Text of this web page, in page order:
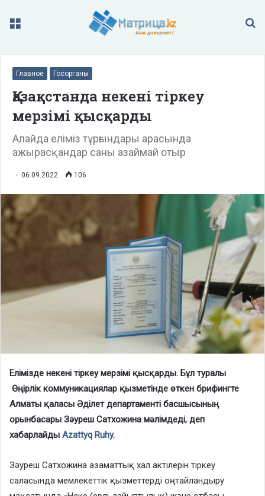
Меню
Главное Госорганы
Қазақстанда некені тіркеу
мерзімі қысқарды
Алайда еліміз тұрғындары арасында
ажырасқандар саны азаймай отыр
06.09.2022 106
Елімізде некені тіркеу мерзімі қысқарды. Бұл туралы
Өңірлік коммуникациялар қызметінде өткен брифингте
Алматы қаласы Әділет департаменті басшысының
орынбасары Зәуреш Сатхожина мәлімдеді, деп
хабарлайды Azattyq Ruhy.
Зәуреш Сатхожина азаматтық хал актілерін тіркеу
саласында мемлекеттік қызметтерді оңтайландыру